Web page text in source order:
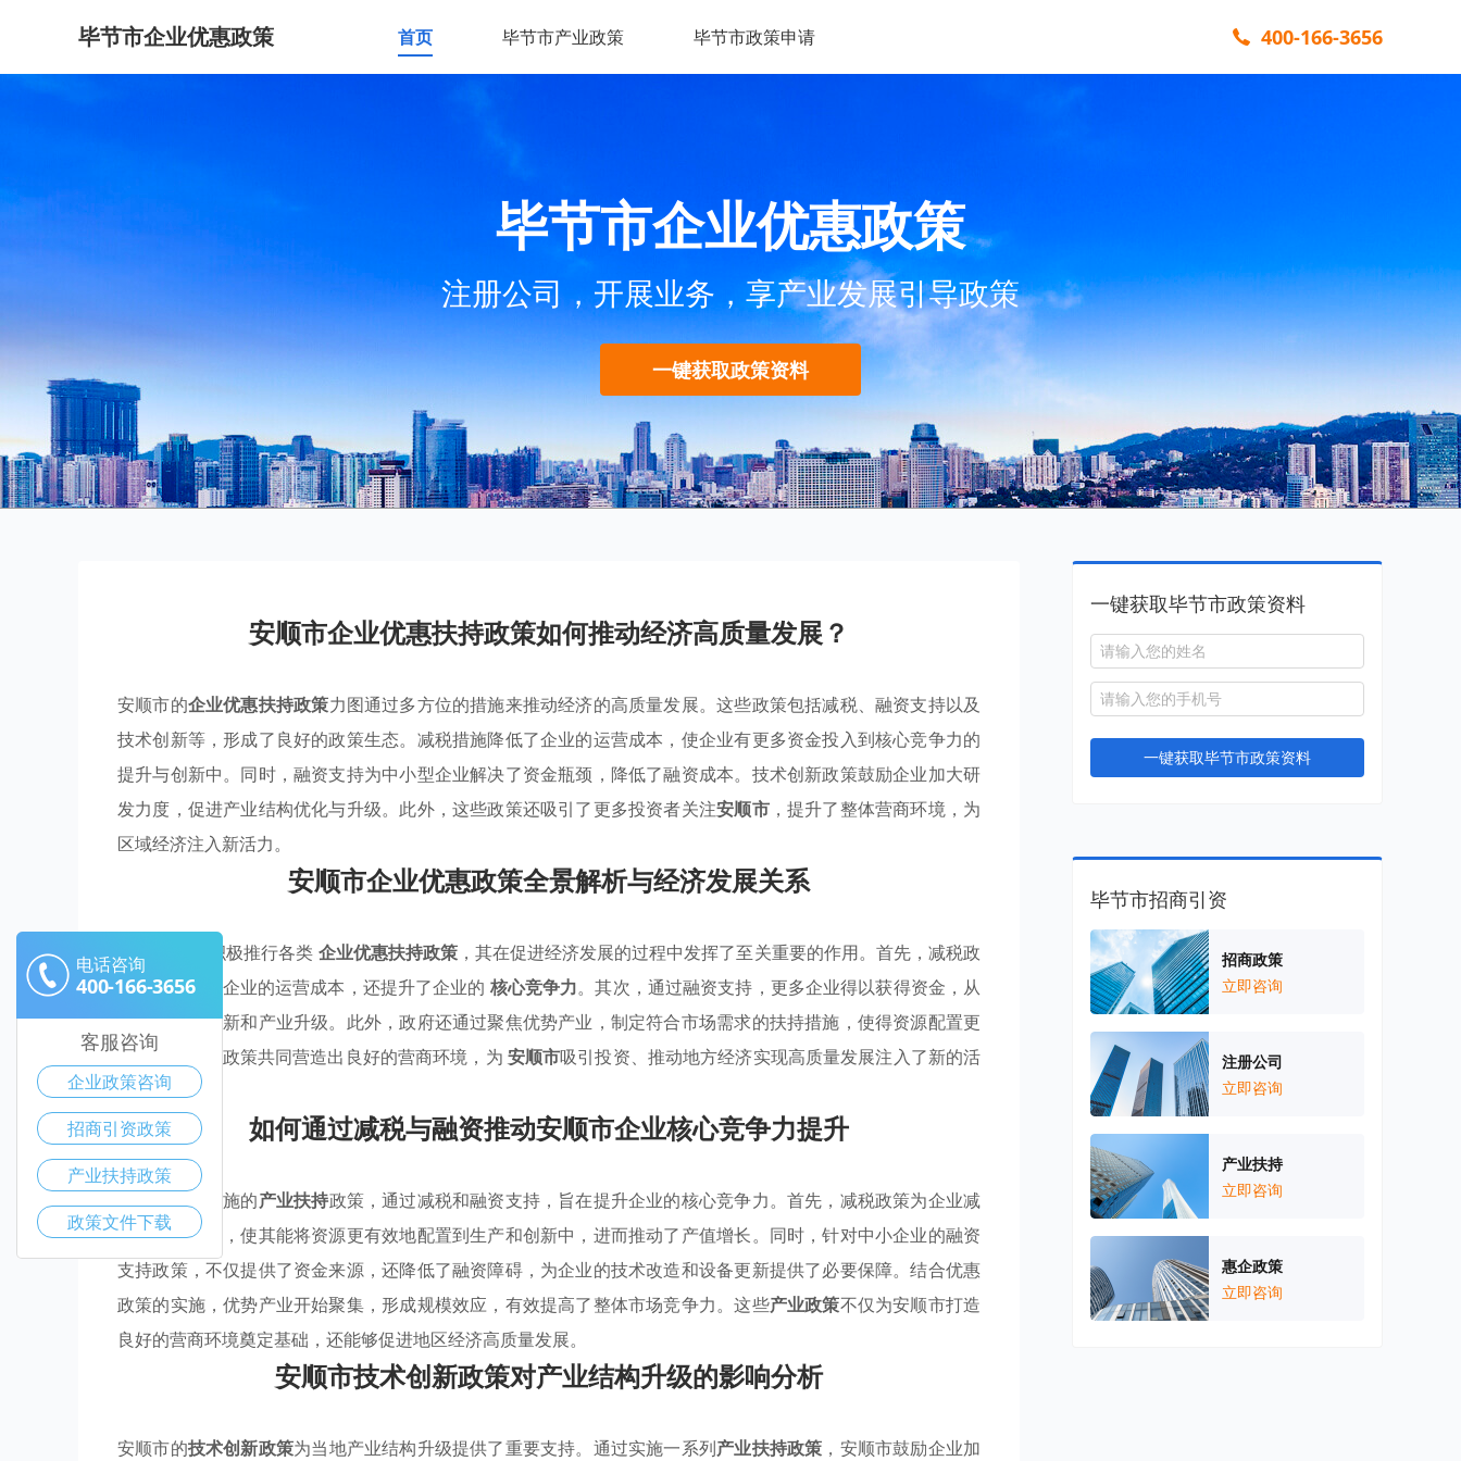
毕节市企业优惠政策 首页 毕节市产业政策 毕节市政策申请 400-166-3656
毕节市企业优惠政策
注册公司，开展业务，享产业发展引导政策
一键获取政策资料
安顺市企业优惠扶持政策如何推动经济高质量发展？
安顺市的企业优惠扶持政策力图通过多方位的措施来推动经济的高质量发展。这些政策包括减税、融资支持以及
技术创新等，形成了良好的政策生态。减税措施降低了企业的运营成本，使企业有更多资金投入到核心竞争力的
提升与创新中。同时，融资支持为中小型企业解决了资金瓶颈，降低了融资成本。技术创新政策鼓励企业加大研
发力度，促进产业结构优化与升级。此外，这些政策还吸引了更多投资者关注安顺市，提升了整体营商环境，为
区域经济注入新活力。
安顺市企业优惠政策全景解析与经济发展关系
随着 积极推行各类 企业优惠扶持政策，其在促进经济发展的过程中发挥了至关重要的作用。首先，减税政
策不仅降低了企业的运营成本，还提升了企业的 核心竞争力。其次，通过融资支持，更多企业得以获得资金，从
而实现技术创新和产业升级。此外，政府还通过聚焦优势产业，制定符合市场需求的扶持措施，使得资源配置更
加高效。这些政策共同营造出良好的营商环境，为 安顺市吸引投资、推动地方经济实现高质量发展注入了新的活
力。
如何通过减税与融资推动安顺市企业核心竞争力提升
安顺市积极实施的产业扶持政策，通过减税和融资支持，旨在提升企业的核心竞争力。首先，减税政策为企业减
轻了运营成本，使其能将资源更有效地配置到生产和创新中，进而推动了产值增长。同时，针对中小企业的融资
支持政策，不仅提供了资金来源，还降低了融资障碍，为企业的技术改造和设备更新提供了必要保障。结合优惠
政策的实施，优势产业开始聚集，形成规模效应，有效提高了整体市场竞争力。这些产业政策不仅为安顺市打造
良好的营商环境奠定基础，还能够促进地区经济高质量发展。
安顺市技术创新政策对产业结构升级的影响分析
安顺市的技术创新政策为当地产业结构升级提供了重要支持。通过实施一系列产业扶持政策 ，安顺市鼓励企业加
一键获取毕节市政策资料
一键获取毕节市政策资料
毕节市招商引资
招商政策
立即咨询
注册公司
立即咨询
产业扶持
立即咨询
惠企政策
立即咨询
电话咨询
400-166-3656
客服咨询
企业政策咨询
招商引资政策
产业扶持政策
政策文件下载